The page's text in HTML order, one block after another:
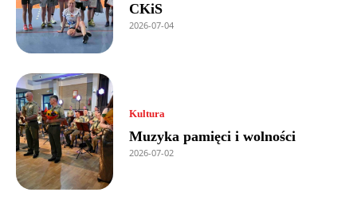
CKiS
2026-07-04
Kultura
Muzyka pamięci i wolności
2026-07-02